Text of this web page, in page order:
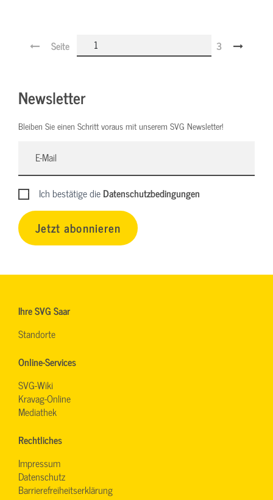
Seite 3
Newsletter
Bleiben Sie einen Schritt voraus mit unserem SVG Newsletter!
Ich bestätige dieDatenschutzbedingungen
Jetzt abonnieren
Ihre SVG Saar
Standorte
Online-Services
SVG-Wiki
Kravag-Online
Mediathek
Rechtliches
Impressum
Datenschutz
Barrierefreiheitserklärung